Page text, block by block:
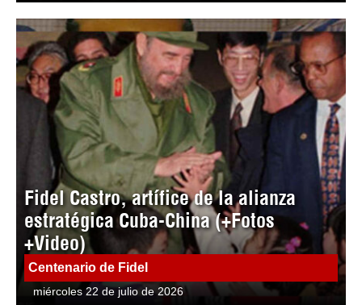
Fidel Castro, artífice de la alianza
estratégica Cuba-China (+Fotos
+Video)
Centenario de Fidel
miércoles 22 de julio de 2026